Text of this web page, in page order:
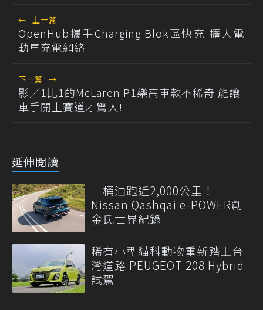
← 上一篇
OpenHub攜手Charging Blok區快充 擴大電
動車充電網絡
下一篇 →
影／1比1的McLaren P1樂高車款不稀奇 能讓
車手開上賽道才驚人!
延伸閱讀
一桶油跑近2,000公里！
Nissan Qashqai e-POWER創
金氏世界紀錄
稀有小型貓科動物重新踏上台
灣道路 PEUGEOT 208 Hybrid
試駕